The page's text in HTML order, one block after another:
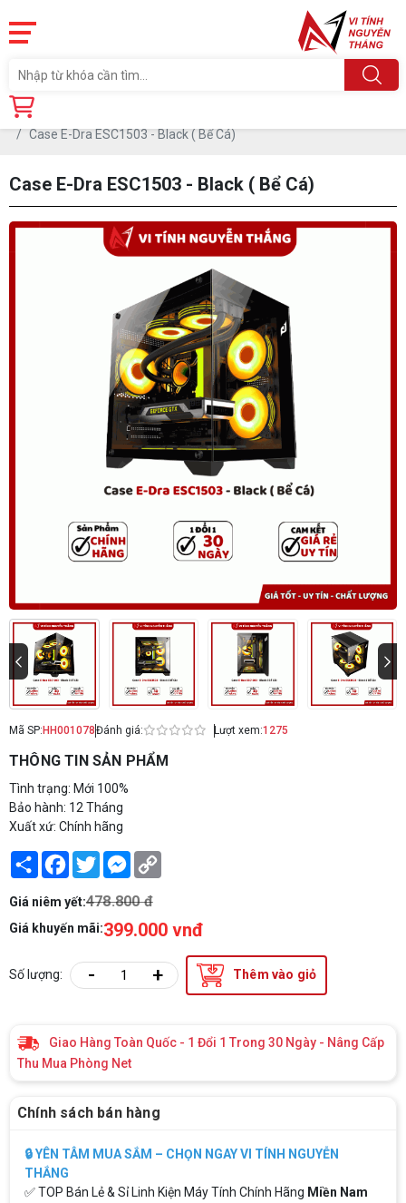
Trang chủ
Case E-Dra ESC1503 - Black ( Bể Cá)
Case E-Dra ESC1503 - Black ( Bể Cá)
Mã SP: HH001078Đánh giá: Lượt xem:1275
THÔNG TIN SẢN PHẨM
Tình trạng: Mới 100%
Bảo hành: 12 Tháng
Xuất xứ: Chính hãng
Share Facebook
TwitterMessenger
Giá niêm yết:478.800 đ
Giá khuyến mãi:399.000 vnđ
Số lượng: - + Thêm vào giỏ
Giao Hàng Toàn Quốc - 1 Đổi 1 Trong 30 Ngày - Nâng Cấp
Thu Mua Phòng Net
Chính sách bán hàng
🔒 YÊN TÂM MUA SẮM – CHỌN NGAY VI TÍNH NGUYỄN
THẮNG
✅ TOP Bán Lẻ & Sỉ Linh Kiện Máy Tính Chính Hãng Miền Nam